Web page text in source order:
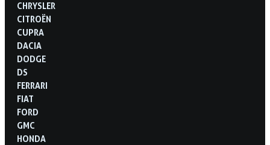
CHRYSLER
CITROËN
CUPRA
DACIA
DODGE
DS
FERRARI
FIAT
FORD
GMC
HONDA